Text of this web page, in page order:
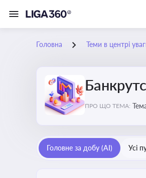
Головна Теми в центрі
ПРО ЩО ТЕМА:
Головне за добу (AI) Усі